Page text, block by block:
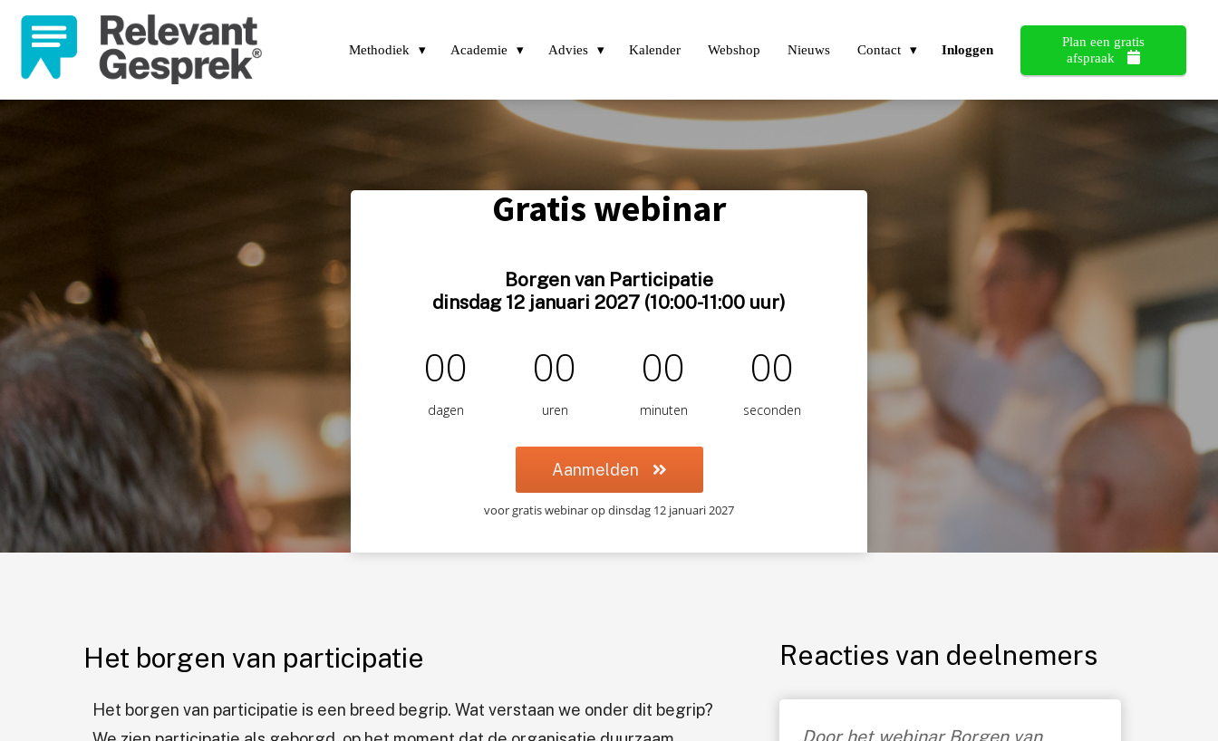
Methodiek Academie Advies Kalender Webshop Nieuws Contact Inloggen
Plan een gratis
afspraak
Gratis webinar
Borgen van Participatie
dinsdag 12 januari 2027 (10:00-11:00 uur)
00
dagen
00
uren
00
minuten
00
seconden
Aanmelden
voor gratis webinar op dinsdag 12 januari 2027
Het borgen van participatie
Het borgen van participatie is een breed begrip. Wat verstaan we onder dit begrip?
Reacties van deelnemers
Door het webinar Borgen van